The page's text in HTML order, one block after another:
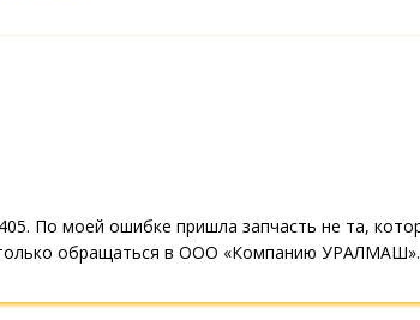
По моей ошибке пришла запчасть не та,
обращаться в ООО «Компанию УРАЛМАШ».